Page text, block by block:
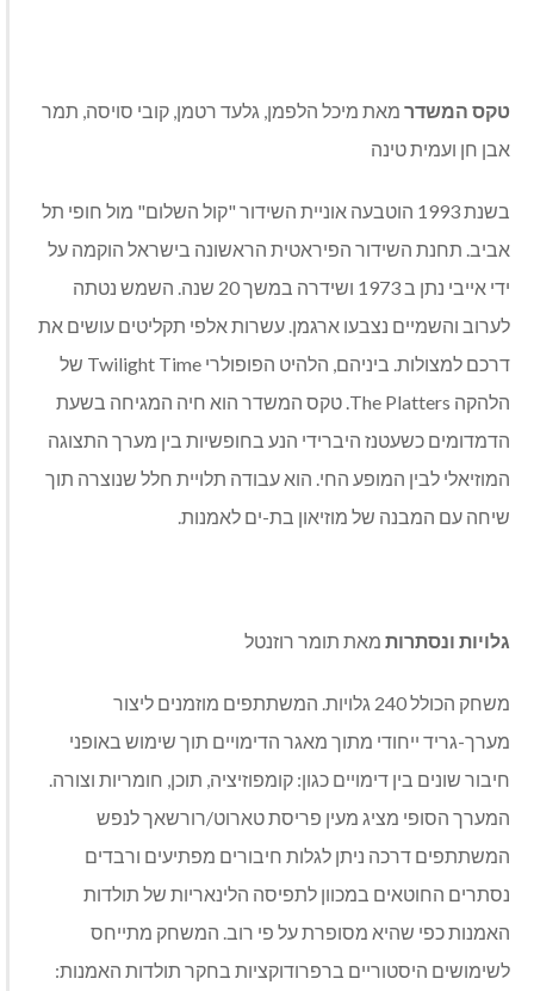
טקס המשדר מאת מיכל הלפמן, גלעד רטמן, קובי סויסה, תמר
אבן חן ועמית טינה
בשנת 1993 הוטבעה אוניית השידור "קול השלום" מול חופי תל
אביב. תחנת השידור הפיראטית הראשונה בישראל הוקמה על
ידי אייבי נתן ב 1973 ושידרה במשך 20 שנה. השמש נטתה
לערוב והשמיים נצבעו ארגמן. עשרות אלפי תקליטים עושים את
דרכם למצולות. ביניהם, הלהיט הפופולרי Twilight Time של
הלהקה The Platters. טקס המשדר הוא חיה המגיחה בשעת
הדמדומים כשעטנז היברידי הנע בחופשיות בין מערך התצוגה
המוזיאלי לבין המופע החי. הוא עבודה תלויית חלל שנוצרה תוך
שיחה עם המבנה של מוזיאון בת-ים לאמנות.
גלויות ונסתרות מאת תומר רוזנטל
משחק הכולל 240 גלויות. המשתתפים מוזמנים ליצור
מערך-גריד ייחודי מתוך מאגר הדימויים תוך שימוש באופני
חיבור שונים בין דימויים כגון: קומפוזיציה, תוכן, חומריות וצורה.
המערך הסופי מציג מעין פריסת טארוט/רורשאך לנפש
המשתתפים דרכה ניתן לגלות חיבורים מפתיעים ורבדים
נסתרים החוטאים במכוון לתפיסה הלינאריות של תולדות
האמנות כפי שהיא מסופרת על פי רוב. המשחק מתייחס
לשימושים היסטוריים ברפרודוקציות בחקר תולדות האמנות: